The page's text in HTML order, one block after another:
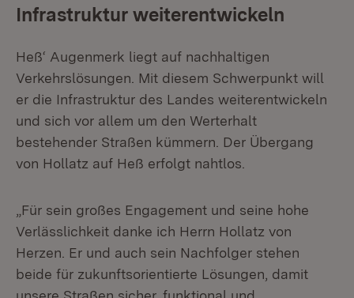
Infrastruktur weiterentwickeln
Heß‘ Augenmerk liegt auf nachhaltigen
Verkehrslösungen. Mit diesem Schwerpunkt will
er die Infrastruktur des Landes weiterentwickeln
und sich vor allem um den Werterhalt
bestehender Straßen kümmern. Der Übergang
von Hollatz auf Heß erfolgt nahtlos.
„Für sein großes Engagement und seine hohe
Verlässlichkeit danke ich Herrn Hollatz von
Herzen. Er und auch sein Nachfolger stehen
beide für zukunftsorientierte Lösungen, damit